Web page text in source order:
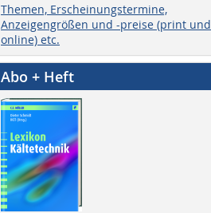
Themen, Erscheinungstermine,
Anzeigengrößen und -preise (print und
online) etc.
Abo + Heft